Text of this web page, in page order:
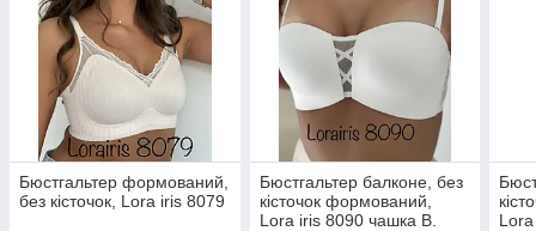
Бюстгальтер формований,
без кісточок, Lora iris 8079
Бюстгальтер балконе, без
кісточок формований,
Lora iris 8090 чашка B.